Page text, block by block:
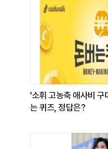
'소휘 고농축 애사비 구
는 퀴즈, 정답은?